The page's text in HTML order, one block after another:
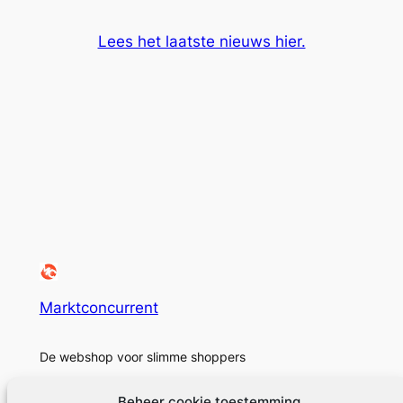
Lees het laatste nieuws hier.
Marktconcurrent
De webshop voor slimme shoppers